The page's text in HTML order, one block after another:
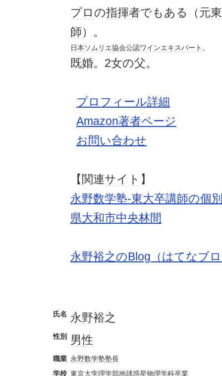
プロ の指揮者でもある（元
師）。
日本ソムリエ協会公認ワインエキスパート 。
既婚。2女の父。
プロフィール詳細
Amazon著者ページ
お問い合わせ
【関連サイト 】
永野数学塾-東大卒講師の個
県大和市中央林間
永野裕之のBlog（はてなブ
氏名 永野裕之
性別 男性
職業 永野数学塾塾長
学校 東京大学理学部地球惑星物理学科卒業